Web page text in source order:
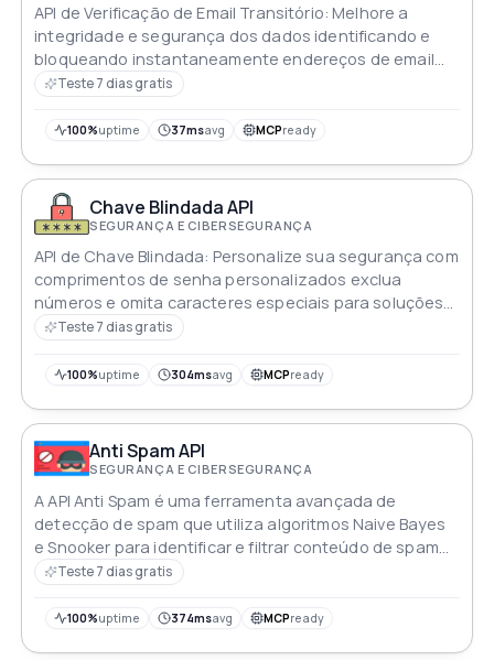
API de Verificação de Email Transitório: Melhore a
integridade e segurança dos dados identificando e
bloqueando instantaneamente endereços de email
descartáveis/temporários em tempo real
Teste 7 dias gratis
100%uptime 37msavg MCPready
Chave Blindada API
SEGURANÇA E CIBERSEGURANÇA
API de Chave Blindada: Personalize sua segurança com
comprimentos de senha personalizados exclua
números e omita caracteres especiais para soluções
de senha robustas e personalizadas
Teste 7 dias gratis
100%uptime 304msavg MCPready
Anti Spam API
SEGURANÇA E CIBERSEGURANÇA
A API Anti Spam é uma ferramenta avançada de
detecção de spam que utiliza algoritmos Naive Bayes
e Snooker para identificar e filtrar conteúdo de spam
em tempo real em várias plataformas
Teste 7 dias gratis
100%uptime 374msavg MCPready